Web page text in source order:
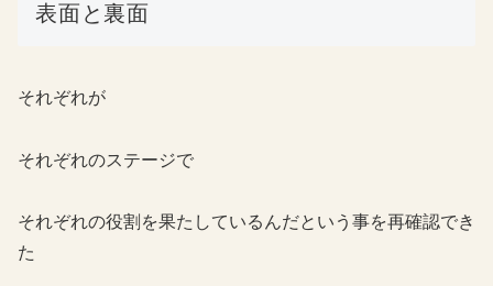
表面と裏面
それぞれが
それぞれのステージで
それぞれの役割を果たしているんだという事を再確認でき
た